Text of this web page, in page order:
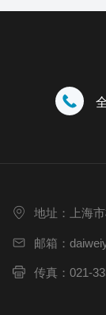
地址：上海
邮箱：
传真：021-